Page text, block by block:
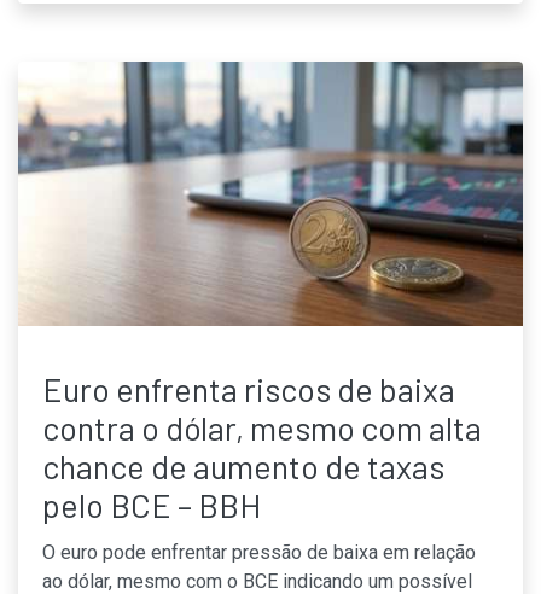
Euro enfrenta riscos de baixa
contra o dólar, mesmo com alta
chance de aumento de taxas
pelo BCE – BBH
O euro pode enfrentar pressão de baixa em relação
ao dólar, mesmo com o BCE indicando um possível